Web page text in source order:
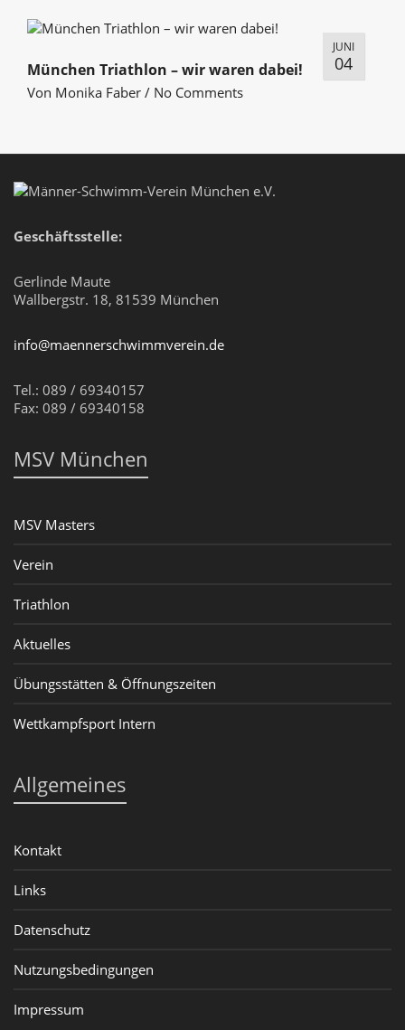
JUNI
04
München Triathlon – wir waren dabei!
Von Monika Faber / No Comments
Geschäftsstelle:
Gerlinde Maute
Wallbergstr. 18, 81539 München
info@maennerschwimmverein.de
Tel.: 089 / 69340157
Fax: 089 / 69340158
MSV München
MSV Masters
Verein
Triathlon
Aktuelles
Übungsstätten & Öffnungszeiten
Wettkampfsport Intern
Allgemeines
Kontakt
Links
Datenschutz
Nutzungsbedingungen
Impressum